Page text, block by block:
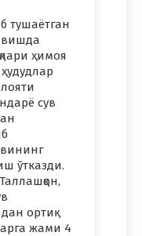
тушаётган
ҳимоя
сув
ўтказди.
ортиқ
жами 4